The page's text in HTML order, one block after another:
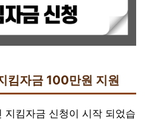
킴자금 100만원 지원
지킴자금 신청이 시작 되었습